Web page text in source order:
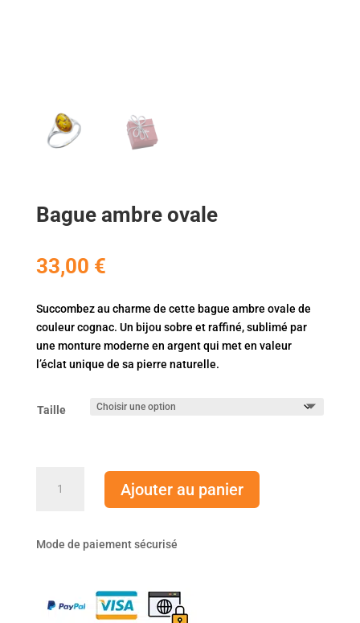
Bague ambre ovale
33,00 €
Succombez au charme de cette bague ambre ovale de
couleur cognac. Un bijou sobre et raffiné, sublimé par
une monture moderne en argent qui met en valeur
l’éclat unique de sa pierre naturelle.
Taille
ovale
Ajouter au panier
Mode de paiement sécurisé